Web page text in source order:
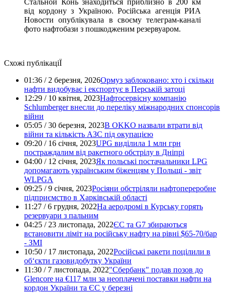
Стальной Конь знаходиться приблизно в 200 км
від кордону з Україною. Російська агенція РИА
Новости опублікувала в своєму телеграм-каналі
фото нафтобази з пошкодженим резервуаром.
Схожі публікаціЇ
01:36 / 2 березня, 2026Ормуз заблоковано: хто і скільки
нафти видобуває і експортує в Перській затоці
12:29 / 10 квітня, 2023Нафтосервісну компанію
Schlumberger внесли до переліку міжнародних спонсорів
війни
05:05 / 30 березня, 2023В OKKO назвали втрати від
війни та кількість АЗС під окупацією
09:20 / 16 січня, 2023UPG виділила 1 млн грн
постраждалим від ракетного обстрілу в Дніпрі
04:00 / 12 січня, 2023Як польські постачальники LPG
допомагають українським біженцям у Польщі - звіт
WLPGA
09:25 / 9 січня, 2023Росіяни обстріляли нафтопереробне
підприємство в Харківській області
11:27 / 6 грудня, 2022На аеродромі в Курську горять
резервуари з пальним
04:25 / 23 листопада, 2022ЄС та G7 збираються
встановити ліміт на російську нафту на рівні $65-70/бар
- ЗМІ
10:50 / 17 листопада, 2022Російські ракети поцілили в
об‘єкти газовидобутку України
11:30 / 7 листопада, 2022"Сбербанк" подав позов до
Glencore на €117 млн за неоплачені поставки нафти на
кордон України та ЄС у березні